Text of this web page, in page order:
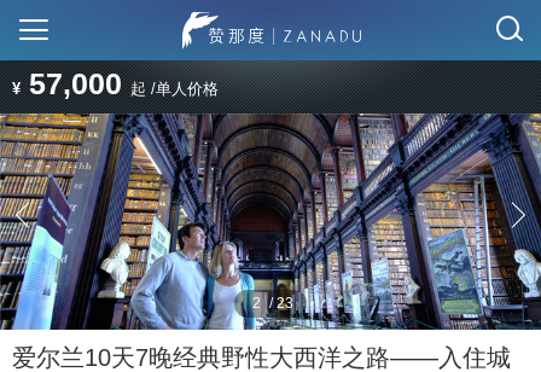
¥ 57,000起 /单人价格
2 / 23
爱尔兰10天7晚经典野性大西洋之路——入住城